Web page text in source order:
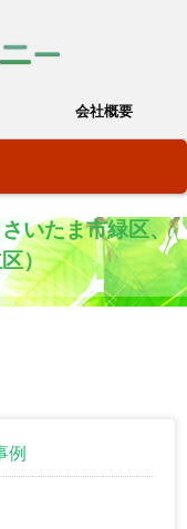
会社概要
いたま市緑区、
）
例